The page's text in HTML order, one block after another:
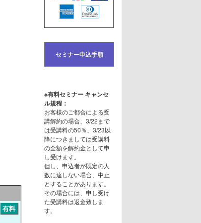
有料
セミナー申込手順
※有料セミナー キャンセ
ル規程：
お客様のご都合による受
講解約の場合、3/22まで
は受講料の50％、3/23以
降につきましては受講料
の全額を解約金として申
し受けます。
但し、申込者が既定の人
数に達しない場合、中止
とすることがあります。
その場合には、申し受け
た受講料は返金致しま
す。